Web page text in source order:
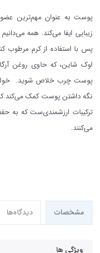
پوست به عنوان مهم‌ترین
زیبایی ایفا می‌کند. همه
پس با استفاده از کرم
اوک شاین، که حاوی روغن
پوست چرب خلاص شوید. خواص
ترکیبات ارزشمندی‌ست که
می‌کنند.
مشخصات دیدگاه‌ها
ویژگی ها